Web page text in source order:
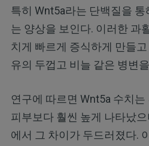
특히 Wnt5a라는 단백질을
는 양상을 보인다. 이러한 과
치게 빠르게 증식하게 만들
유의 두껍고 비늘 같은 병변
연구에 따르면 Wnt5a 수치
피부보다 훨씬 높게 나타났
에서 그 차이가 두드러졌다.